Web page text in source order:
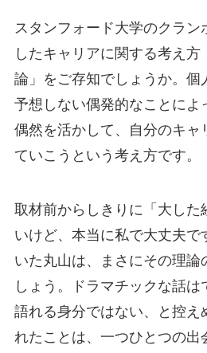
スタンフォード大学のクラン
したキャリアに関する考え方
論」をご存知でしょうか。個
予想しない偶発的なことによ
偶然を活かして、自分のキャ
ていこうという考え方です。
取材前からしきりに「大した
いけど、本当に私で大丈夫で
いた丸山は、まさにその理論
しょう。ドラマチックな話は
語れる身分ではない、と控え
れたことは、一つひとつの出